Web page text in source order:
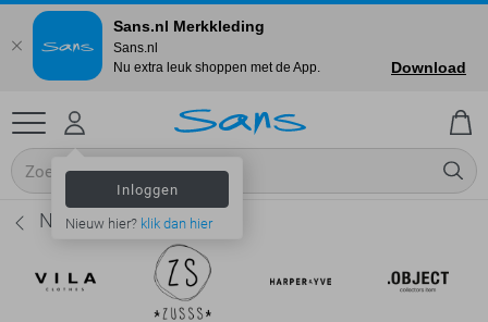
Inloggen
Nieuw hier? klik dan hier
Nukus Truien - Dames
Sans.nl Merkkleding
Sans.nl
Nu extra leuk shoppen met de App.
Download